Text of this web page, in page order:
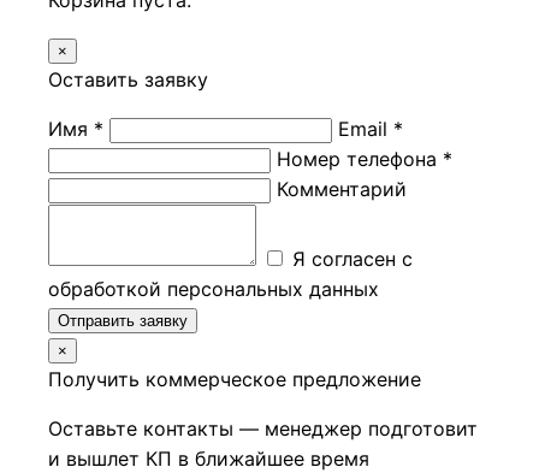
×
Оставить заявку
Имя *
Email *
Номер телефона *
Комментарий
Я согласен с
обработкой персональных данных
Отправить заявку
×
Получить коммерческое предложение
Оставьте контакты — менеджер подготовит
и вышлет КП в ближайшее время